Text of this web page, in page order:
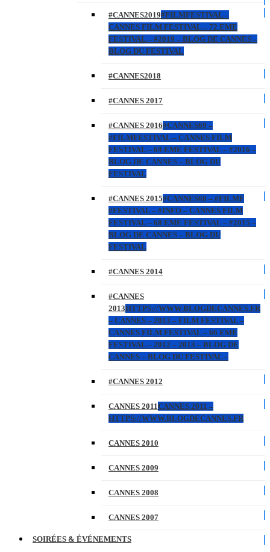
#CANNES2019#FILMFESTIVAL –
CANNES FILM FESTIVAL – 72 EME
FESTIVAL – #2019 – BLOG DE CANNES –
BLOG DU FESTIVAL
#CANNES2018
#CANNES 2017
#CANNES 2016#CANNES69 –
#FILMFESTIVAL – CANNES FILM
FESTIVAL – 69 EME FESTIVAL – #2016 –
BLOG DE CANNES – BLOG DU
FESTIVAL
#CANNES 2015#CANNES68 – #FILMF
#FESTIVAL – #INFO – CANNES FILM
FESTIVAL – 68 EME FESTIVAL – #2015 –
BLOG DE CANNES – BLOG DU
FESTIVAL
#CANNES 2014
#CANNES
2013HTTPS://WWW.BLOGDECANNES.FR
– CANNES – 2013 – FILM FESTIVAL –
CANNES FILM FESTIVAL – 66 EME
FESTIVAL – 2012 – 2013 – BLOG DE
CANNES – BLOG DU FESTIVAL –
#CANNES 2012
CANNES 2011CANNES 2011 –
HTTPS://WWW.BLOGDECANNES.FR
CANNES 2010
CANNES 2009
CANNES 2008
CANNES 2007
SOIRÉES & ÉVÉNEMENTS